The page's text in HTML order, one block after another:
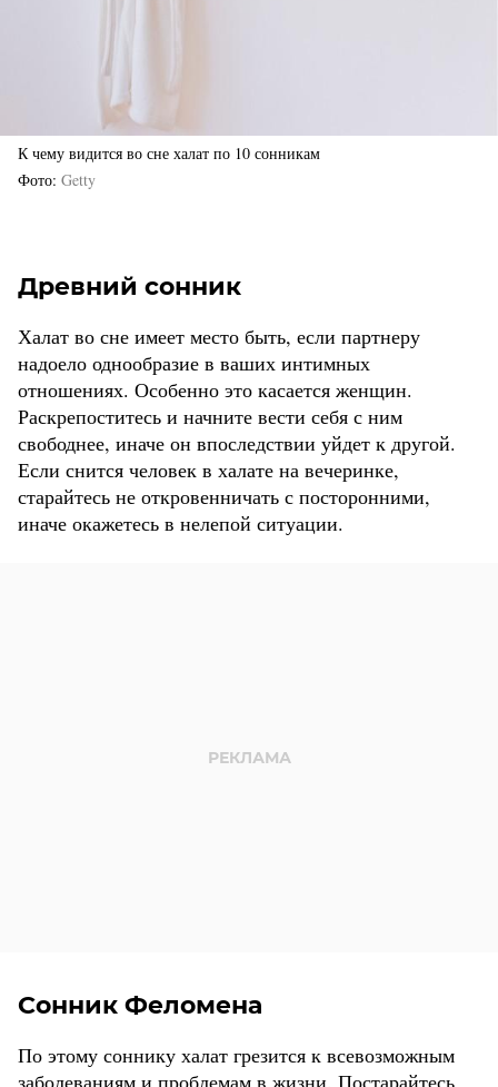
К чему видится во сне халат по 10 сонникам
Фото Getty
Древний сонник
Халат во сне имеет место быть, если партнеру
надоело однообразие в ваших интимных
отношениях. Особенно это касается женщин.
Раскрепоститесь и начните вести себя с ним
свободнее, иначе он впоследствии уйдет к другой.
Если снится человек в халате на вечеринке,
старайтесь не откровенничать с посторонними,
иначе окажетесь в нелепой ситуации.
Сонник Феломена
По этому соннику халат грезится к всевозможным
заболеваниям и проблемам в жизни. Постарайтесь